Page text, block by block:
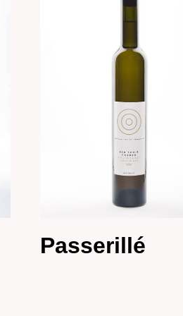
Passerillé